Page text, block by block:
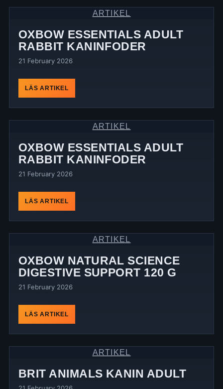
ARTIKEL
OXBOW ESSENTIALS ADULT
RABBIT KANINFODER
21 February 2026
LÄS ARTIKEL
ARTIKEL
OXBOW ESSENTIALS ADULT
RABBIT KANINFODER
21 February 2026
LÄS ARTIKEL
ARTIKEL
OXBOW NATURAL SCIENCE
DIGESTIVE SUPPORT 120 G
21 February 2026
LÄS ARTIKEL
ARTIKEL
BRIT ANIMALS KANIN ADULT